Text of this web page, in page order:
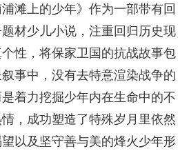
滩上的少年》作为一部带有回
材少儿小说，注重回归历史现
性，将保家卫国的抗战故事包
事中，没有去特意渲染战争的
着力挖掘少年内在生命中的不
，成功塑造了特殊岁月里依然
以及坚守善与美的烽火少年形